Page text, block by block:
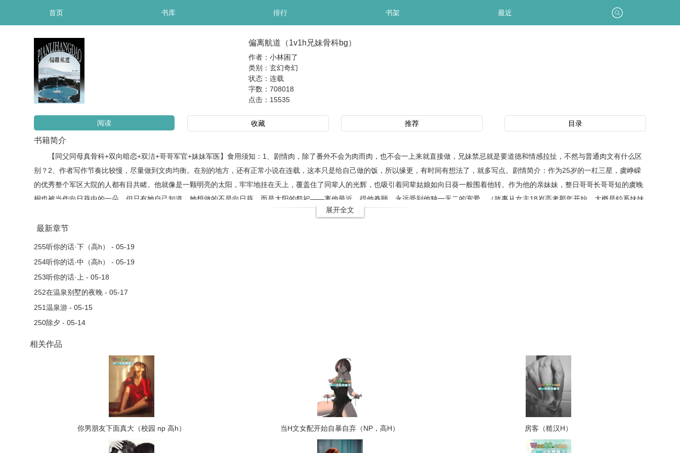
首页 书库 排行 书架 最近
偏离航道（1v1h兄妹骨科bg）
作者：小林困了
类别：玄幻奇幻
状态：连载
字数：708018
点击： 15535
阅读 收藏 推荐 目录
书籍简介
【同父同母真骨科+双向暗恋+双洁+哥哥军官+妹妹军医】食用须知：1、剧情肉，除了番外不会为肉而肉，也不会一上来就直接做，兄妹禁忌就是要道德和情感拉扯，不然与普通肉文有什么区
别？2、作者写作节奏比较慢，尽量做到文肉均衡。在别的地方，还有正常小说在连载，这本只是给自己做的饭，所以缘更，有时间有想法了，就多写点。剧情简介：作为25岁的一杠三星，虞峥嵘
的优秀整个军区大院的人都有目共睹。他就像是一颗明亮的太阳，牢牢地挂在天上，覆盖住了同辈人的光辉，也吸引着同辈姑娘如向日葵一般围着他转。作为他的亲妹妹，整日哥哥长哥哥短的虞晚
桐也被当作向日葵中的一朵，但只有她自己知道，她想做的不是向日葵，而是太阳的祭祀——离他最近，得他眷顾，永远受到他独一无二的宠爱。（故事从女主18岁高考那年开始，大概是钓系妹妹
展开全文
最新章节
255听你的话·下（高h） - 05-19
254听你的话·中（高h） - 05-19
253听你的话·上 - 05-18
252在温泉别墅的夜晚 - 05-17
251温泉游 - 05-15
250除夕 - 05-14
相关作品
你男朋友下面真大（校园 np 高h） 当H文女配开始自暴自弃（NP，高H） 房客（糙汉H）